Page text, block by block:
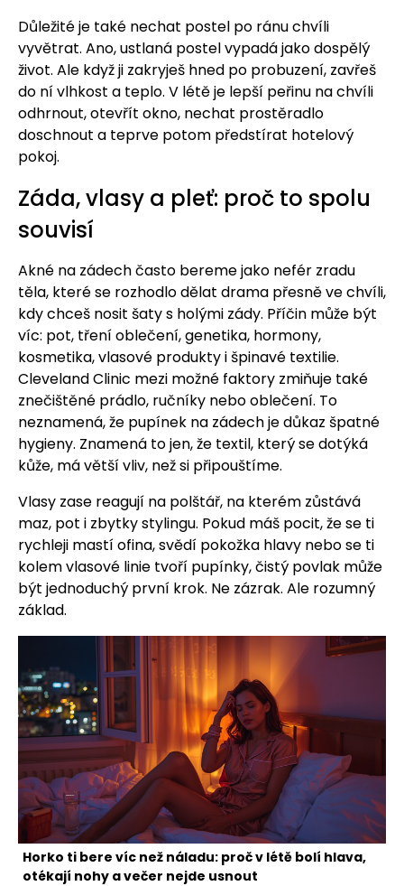
Důležité je také nechat postel po ránu chvíli
vyvětrat. Ano, ustlaná postel vypadá jako dospělý
život. Ale když ji zakryješ hned po probuzení, zavřeš
do ní vlhkost a teplo. V létě je lepší peřinu na chvíli
odhrnout, otevřít okno, nechat prostěradlo
doschnout a teprve potom předstírat hotelový
pokoj.
Záda, vlasy a pleť: proč to spolu
souvisí
Akné na zádech často bereme jako nefér zradu
těla, které se rozhodlo dělat drama přesně ve chvíli,
kdy chceš nosit šaty s holými zády. Příčin může být
víc: pot, tření oblečení, genetika, hormony,
kosmetika, vlasové produkty i špinavé textilie.
Cleveland Clinic mezi možné faktory zmiňuje také
znečištěné prádlo, ručníky nebo oblečení. To
neznamená, že pupínek na zádech je důkaz špatné
hygieny. Znamená to jen, že textil, který se dotýká
kůže, má větší vliv, než si připouštíme.
Vlasy zase reagují na polštář, na kterém zůstává
maz, pot i zbytky stylingu. Pokud máš pocit, že se ti
rychleji mastí ofina, svědí pokožka hlavy nebo se ti
kolem vlasové linie tvoří pupínky, čistý povlak může
být jednoduchý první krok. Ne zázrak. Ale rozumný
základ.
Horko ti bere víc než náladu: proč v létě bolí hlava,
otékají nohy a večer nejde usnout